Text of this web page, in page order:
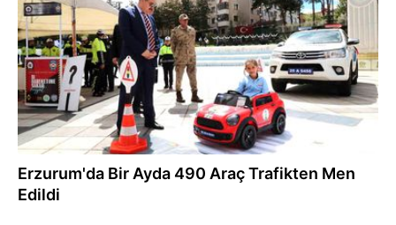
Erzurum'da Bir Ayda 490 Araç Trafikten Men
Edildi